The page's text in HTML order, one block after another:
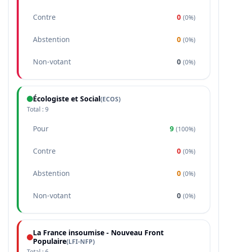
Contre 0 (0%)
Abstention 0 (0%)
Non-votant 0 (0%)
Écologiste et Social(ECOS)
Total :9
Pour 9 (100%)
Contre 0 (0%)
Abstention 0 (0%)
Non-votant 0 (0%)
La France insoumise - Nouveau Front
Populaire(LFI-NFP)